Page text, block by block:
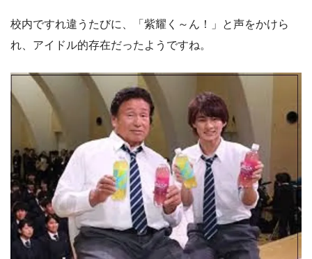
校内ですれ違うたびに、「紫耀く～ん！」と声をかけら
れ、アイドル的存在だったようですね。